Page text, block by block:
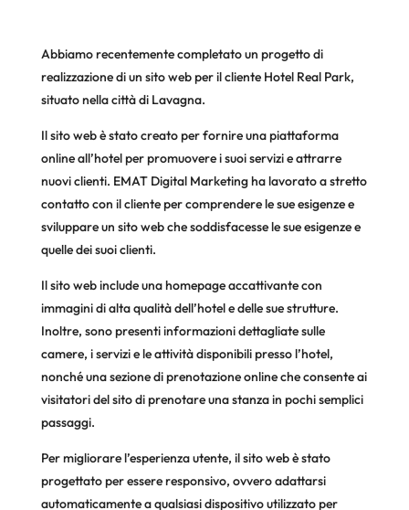
Abbiamo recentemente completato un progetto di
realizzazione di un sito web per il cliente Hotel Real Park,
situato nella città di Lavagna.
Il sito web è stato creato per fornire una piattaforma
online all’hotel per promuovere i suoi servizi e attrarre
nuovi clienti. EMAT Digital Marketing ha lavorato a stretto
contatto con il cliente per comprendere le sue esigenze e
sviluppare un sito web che soddisfacesse le sue esigenze e
quelle dei suoi clienti.
Il sito web include una homepage accattivante con
immagini di alta qualità dell’hotel e delle sue strutture.
Inoltre, sono presenti informazioni dettagliate sulle
camere, i servizi e le attività disponibili presso l’hotel,
nonché una sezione di prenotazione online che consente ai
visitatori del sito di prenotare una stanza in pochi semplici
passaggi.
Per migliorare l’esperienza utente, il sito web è stato
progettato per essere responsivo, ovvero adattarsi
automaticamente a qualsiasi dispositivo utilizzato per